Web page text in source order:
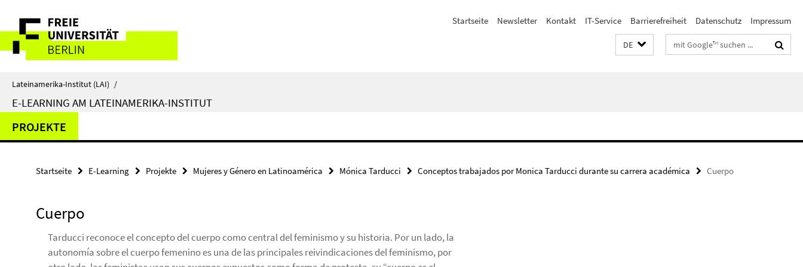
direkt
Inhalt
Service-
Navigation
Startseite Newsletter Kontakt IT-Service Barrierefreiheit Datenschutz Impressum
DE Suchbegriffe
Lateinamerika-Institut (LAI) /
E-LEARNING AM LATEINAMERIKA-INSTITUT
PROJEKTE
Startseite E-Learning Projekte Mujeres y Género en Latinoamérica Mónica Tarducci Conceptos trabajados por Monica Tarducci durante su carrera académica Cuerpo
Cuerpo
Tarducci reconoce el concepto del cuerpo como central del feminismo y su historia. Por un lado, la
autonomía sobre el cuerpo femenino es una de las principales reivindicaciones del feminismo, por